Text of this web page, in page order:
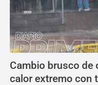
Cambio brusco de
calor extremo con